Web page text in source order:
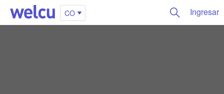
CO Ingresar